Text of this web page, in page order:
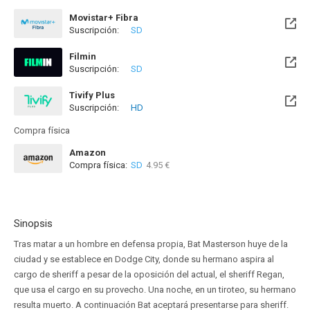
Movistar+ Fibra
Disponible hasta el Sab, 08 Ago 2026 (Queda 1 día)
Suscripción: SD
Filmin
Disponible hasta el Mié, 31 Dic 2031 (Quedan 5 años)
Suscripción: SD
Tivify Plus
Disponible hasta el Vie, 07 Ago 2026 (Queda 1 día)
Suscripción: HD
Compra física
Amazon
Compra física: SD 4.95 €
Sinopsis
Tras matar a un hombre en defensa propia, Bat Masterson huye de la
ciudad y se establece en Dodge City, donde su hermano aspira al
cargo de sheriff a pesar de la oposición del actual, el sheriff Regan,
que usa el cargo en su provecho. Una noche, en un tiroteo, su hermano
resulta muerto. A continuación Bat aceptará presentarse para sheriff.